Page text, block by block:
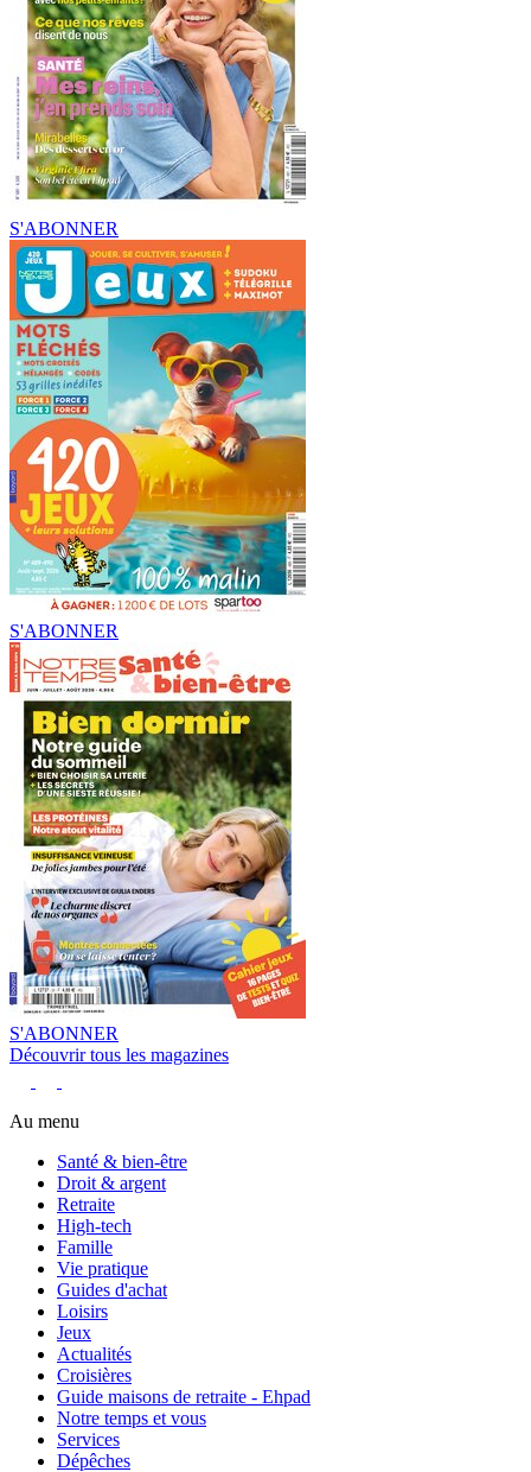
S'ABONNER
S'ABONNER
S'ABONNER
Découvrir tous les magazines
Au menu
Santé & bien-être
Droit & argent
Retraite
High-tech
Famille
Vie pratique
Guides d'achat
Loisirs
Jeux
Actualités
Croisières
Guide maisons de retraite - Ehpad
Notre temps et vous
Services
Dépêches